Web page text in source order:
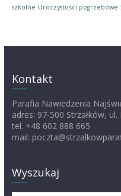
szkolne Uroczystości pogrzebowe
Kontakt
Parafia Nawiedzenia
adres: 97-500 Strzałków, ul.
tel. +48 602 888 665
mail:
Wyszukaj